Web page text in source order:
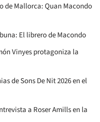
de Mallorca: Quan Macondo
El librero de Macondo
Vinyes protagoniza la
de Sons De Nit 2026 en el
a Roser Amills en la